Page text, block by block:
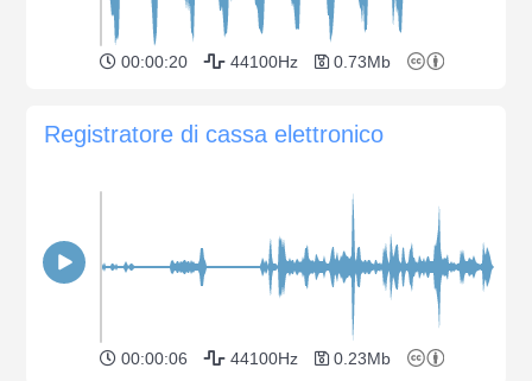
00:00:20 44100Hz 0.73Mb
Registratore di cassa elettronico
00:00:06 44100Hz 0.23Mb